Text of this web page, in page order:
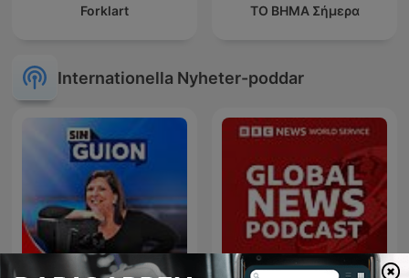
Forklart ΤΟ ΒΗΜΑ Σήμερα
Internationella Nyheter-poddar